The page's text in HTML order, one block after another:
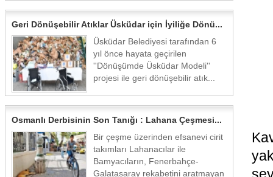
Geri Dönüşebilir Atıklar Üsküdar için İyiliğe Dönü...
Üsküdar Belediyesi tarafından 6
yıl önce hayata geçirilen
''Dönüşümde Üsküdar Modeli''
projesi ile geri dönüşebilir atık...
Osmanlı Derbisinin Son Tanığı : Lahana Çeşmesi...
Bir çeşme üzerinden efsanevi cirit
takımları Lahanacılar ile
Bamyacıların, Fenerbahçe-
Galatasaray rekabetini aratmayan